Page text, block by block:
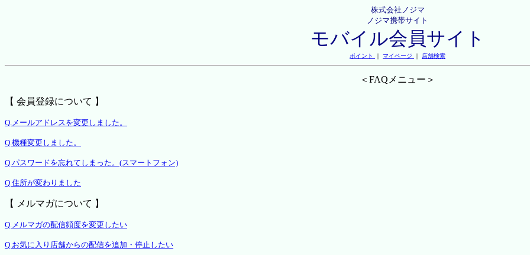
株式会社ノジマ
ノジマ携帯サイト
モバイル会員サイト
ポイント ｜ マイページ ｜ 店舗検索
＜FAQメニュー＞
【 会員登録について 】
Q.メールアドレスを変更しました。
Q.機種変更しました。
Q.パスワードを忘れてしまった。(スマートフォン)
Q.住所が変わりました
【 メルマガについて 】
Q.メルマガの配信頻度を変更したい
Q.お気に入り店舗からの配信を追加・停止したい